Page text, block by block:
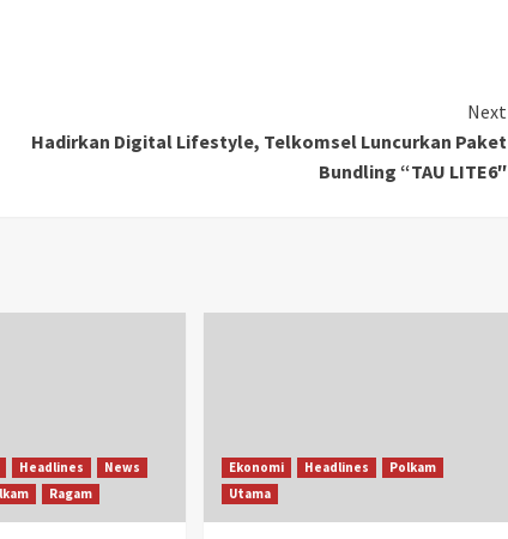
Next
Hadirkan Digital Lifestyle, Telkomsel Luncurkan Paket
Bundling “TAU LITE6″
Headlines
News
Ragam
Ekonomi Headlines
Polkam
Utama